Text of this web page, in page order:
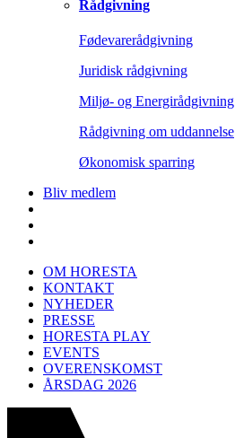
Rådgivning
Fødevarerådgivning
Juridisk rådgivning
Miljø- og Energirådgivning
Rådgivning om uddannelse
Økonomisk sparring
Bliv medlem
OM HORESTA
KONTAKT
NYHEDER
PRESSE
HORESTA PLAY
EVENTS
OVERENSKOMST
ÅRSDAG 2026